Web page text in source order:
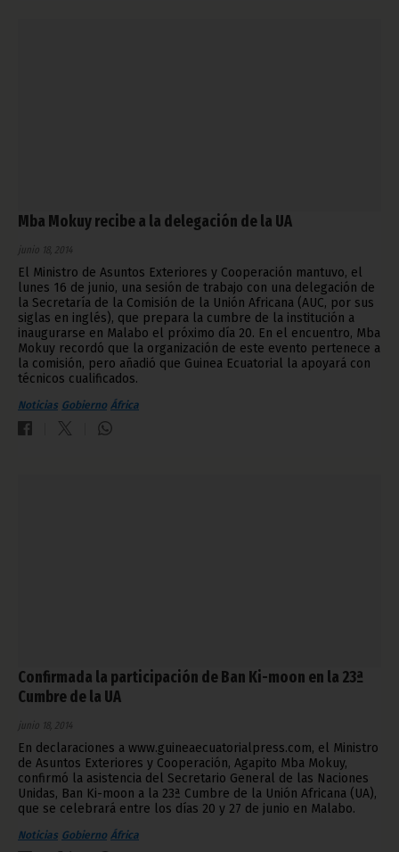
Mba Mokuy recibe a la delegación de la UA
junio 18, 2014
El Ministro de Asuntos Exteriores y Cooperación mantuvo, el
lunes 16 de junio, una sesión de trabajo con una delegación de
la Secretaría de la Comisión de la Unión Africana (AUC, por sus
siglas en inglés), que prepara la cumbre de la institución a
inaugurarse en Malabo el próximo día 20. En el encuentro, Mba
Mokuy recordó que la organización de este evento pertenece a
la comisión, pero añadió que Guinea Ecuatorial la apoyará con
técnicos cualificados.
Noticias Gobierno África
Confirmada la participación de Ban Ki-moon en la 23ª
Cumbre de la UA
junio 18, 2014
En declaraciones a www.guineaecuatorialpress.com, el Ministro
de Asuntos Exteriores y Cooperación, Agapito Mba Mokuy,
confirmó la asistencia del Secretario General de las Naciones
Unidas, Ban Ki-moon a la 23ª Cumbre de la Unión Africana (UA),
que se celebrará entre los días 20 y 27 de junio en Malabo.
Noticias Gobierno África